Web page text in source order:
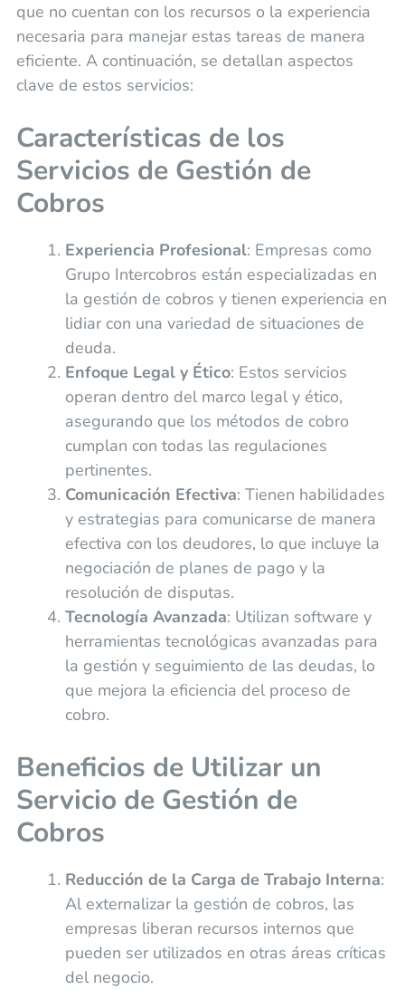
que no cuentan con los recursos o la experiencia
necesaria para manejar estas tareas de manera
eficiente. A continuación, se detallan aspectos
clave de estos servicios:
Características de los
Servicios de Gestión de
Cobros
Experiencia Profesional: Empresas como
Grupo Intercobros están especializadas en
la gestión de cobros y tienen experiencia en
lidiar con una variedad de situaciones de
deuda.
Enfoque Legal y Ético: Estos servicios
operan dentro del marco legal y ético,
asegurando que los métodos de cobro
cumplan con todas las regulaciones
pertinentes.
Comunicación Efectiva: Tienen habilidades
y estrategias para comunicarse de manera
efectiva con los deudores, lo que incluye la
negociación de planes de pago y la
resolución de disputas.
Tecnología Avanzada: Utilizan software y
herramientas tecnológicas avanzadas para
la gestión y seguimiento de las deudas, lo
que mejora la eficiencia del proceso de
cobro.
Beneficios de Utilizar un
Servicio de Gestión de
Cobros
Reducción de la Carga de Trabajo Interna:
Al externalizar la gestión de cobros, las
empresas liberan recursos internos que
pueden ser utilizados en otras áreas críticas
del negocio.